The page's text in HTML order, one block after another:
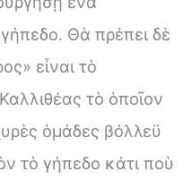
Θὰ πρέπει δὲ
εἶναι τὸ
τὸ ὁποῖον
ὁμάδες βόλλεϋ
τὸ γήπεδο κάτι ποὺ